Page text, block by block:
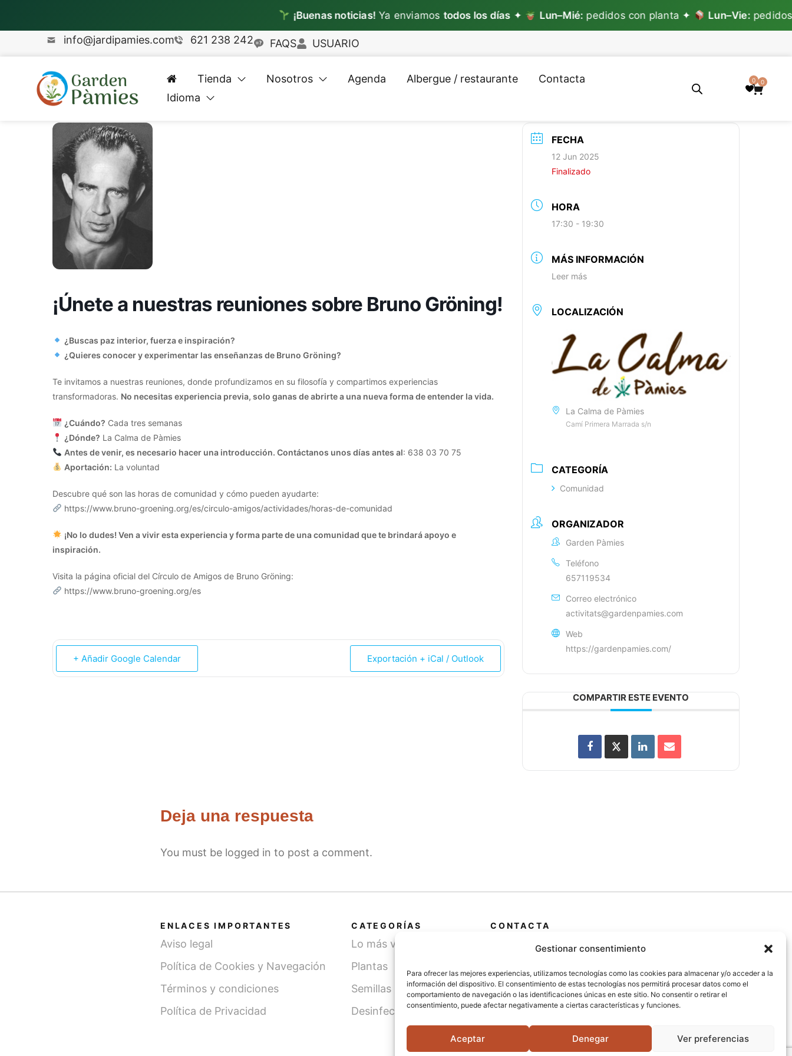
Gestionar consentimiento
Para ofrecer las mejores experiencias, utilizamos tecnologías como las cookies para almacenar y/o acceder a la
información del dispositivo. El consentimiento de estas tecnologías nos permitirá procesar datos como el
comportamiento de navegación o las identificaciones únicas en este sitio. No consentir o retirar el
consentimiento, puede afectar negativamente a ciertas características y funciones.
Aceptar Denegar Ver preferencias
¡Buenas noticias!Ya enviamostodos los días✦ Lun–Mié:pedidos con planta ✦ Lun–Vie:pedidos
info@jardipamies.com 621 238 242 FAQS USUARIO
Tienda Nosotros Agenda Albergue / restaurante
Contacta
Idioma
0 0
¡Únete a nuestras reuniones sobre Bruno Gröning!
¿Buscas paz interior, fuerza e inspiración?
¿Quieres conocer y experimentar las enseñanzas de Bruno Gröning?
Te invitamos a nuestras reuniones, donde profundizamos en su filosofía y compartimos experiencias
transformadoras. No necesitas experiencia previa, solo ganas de abrirte a una nueva forma de entender la vida.
¿Cuándo? Cada tres semanas
¿Dónde? La Calma de Pàmies
Antes de venir, es necesario hacer una introducción. Contáctanos unos días antes al: 638 03 70 75
Aportación: La voluntad
Descubre qué son las horas de comunidad y cómo pueden ayudarte:
https://www.bruno-groening.org/es/circulo-amigos/actividades/horas-de-comunidad
¡No lo dudes! Ven a vivir esta experiencia y forma parte de una comunidad que te brindará apoyo e
inspiración.
Visita la página oficial del Círculo de Amigos de Bruno Gröning:
https://www.bruno-groening.org/es
+ Añadir Google Calendar Exportación + iCal / Outlook
FECHA
12 Jun 2025
Finalizado
HORA
17:30 - 19:30
MÁS INFORMACIÓN
Leer más
LOCALIZACIÓN
La Calma de Pàmies
Camí Primera Marrada s/n
CATEGORÍA
Comunidad
ORGANIZADOR
Garden Pàmies
Teléfono
657119534
Correo electrónico
activitats@gardenpamies.com
Web
https://gardenpamies.com/
COMPARTIR ESTE EVENTO
Deja una respuesta
You must be logged in to post a comment.
ENLACES IMPORTANTES
Aviso legal
Política de Cookies y Navegación
Términos y condiciones
Política de Privacidad
CATEGORÍAS
Lo más vendido
Plantas
Semillas
Desinfección de agua
CONTACTA
Cami Primera Marrada,
(Lérida)
info@jardipamies.com